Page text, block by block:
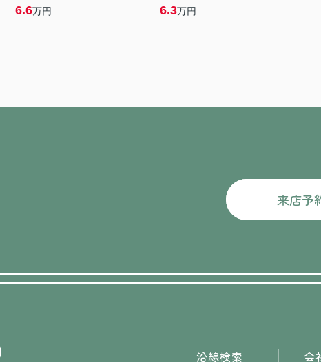
6.6万円 6.3万円
来店予
沿線検索 会